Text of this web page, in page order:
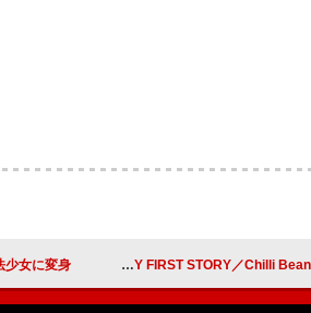
少女に変身